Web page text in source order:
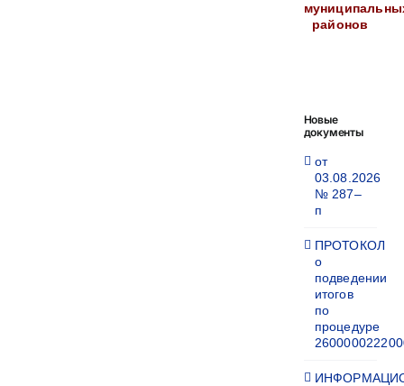
районов
Новые
документы
от
03.08.2026
№ 287–
п
ПРОТОКОЛ
о
подведении
итогов
по
процедуре